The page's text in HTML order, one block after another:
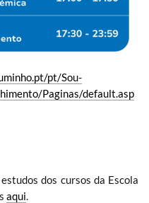
pt/Sou-
Paginas/default.asp
dos cursos da Escola
aqui.